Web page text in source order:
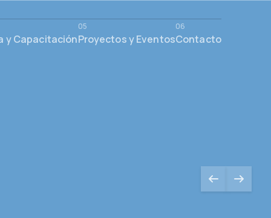
y CapacitaciónProyectos y EventosContacto